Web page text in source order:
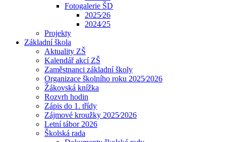
Fotogalerie ŠD
2025⁄26
2024⁄25
Projekty
Základní škola
Aktuality ZŠ
Kalendář akcí ZŠ
Zaměstnanci základní školy
Organizace školního roku 2025⁄2026
Žákovská knížka
Rozvrh hodin
Zápis do 1. třídy
Zájmové kroužky 2025⁄2026
Letní tábor 2026
Školská rada